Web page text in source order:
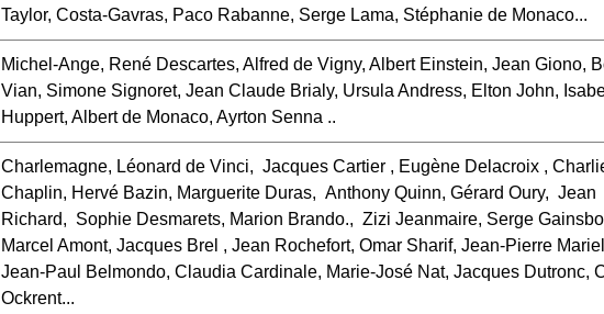
Taylor, Costa-Gavras, Paco Rabanne, Serge Lama, Stéphanie de Monaco...
Michel-Ange, René Descartes, Alfred de Vigny, Albert Einstein, Jean Giono,
Vian, Simone Signoret, Jean Claude Brialy, Ursula Andress, Elton John,
Huppert, Albert de Monaco, Ayrton Senna ..
Charlemagne, Léonard de Vinci, Jacques Cartier , Eugène Delacroix ,
Chaplin, Hervé Bazin, Marguerite Duras, Anthony Quinn, Gérard Oury, Jean
Richard, Sophie Desmarets, Marion Brando., Zizi Jeanmaire, Serge
Marcel Amont, Jacques Brel , Jean Rochefort, Omar Sharif, Jean-Pierre
Jean-Paul Belmondo, Claudia Cardinale, Marie-José Nat, Jacques Dutronc,
Ockrent...